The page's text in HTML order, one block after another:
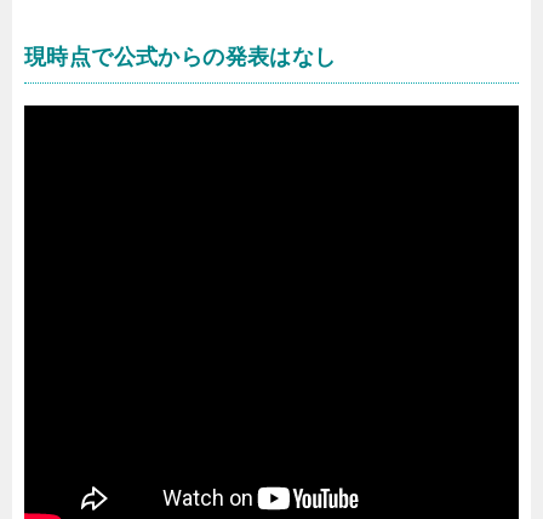
現時点で公式からの発表はなし